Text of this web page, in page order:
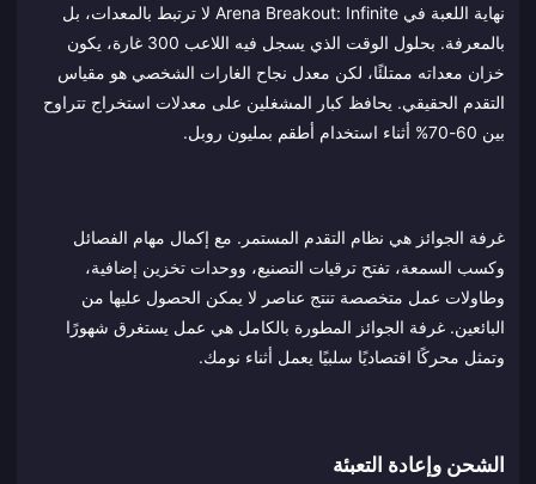
نهاية اللعبة في Arena Breakout: Infinite لا ترتبط بالمعدات، بل
بالمعرفة. بحلول الوقت الذي يسجل فيه اللاعب 300 غارة، يكون
خزان معداته ممتلئًا، لكن معدل نجاح الغارات الشخصي هو مقياس
التقدم الحقيقي. يحافظ كبار المشغلين على معدلات استخراج تتراوح
بين 60-70% أثناء استخدام أطقم بمليون روبل.
غرفة الجوائز هي نظام التقدم المستمر. مع إكمال مهام الفصائل
وكسب السمعة، تفتح ترقيات التصنيع، ووحدات تخزين إضافية،
وطاولات عمل متخصصة تنتج عناصر لا يمكن الحصول عليها من
البائعين. غرفة الجوائز المطورة بالكامل هي عمل يستغرق شهورًا
وتمثل محركًا اقتصاديًا سلبيًا يعمل أثناء نومك.
الشحن وإعادة التعبئة